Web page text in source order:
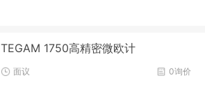
TEGAM 1750高精密微欧计
0询价
面议